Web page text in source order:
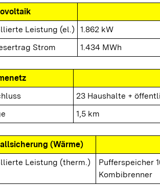
Leistung (el.)
1.862 kW
Strom
1.434 MWh
23 Haushalte +
1,5 km
(Wärme)
Leistung (therm.)
Pufferspeicher
Kombibrenner